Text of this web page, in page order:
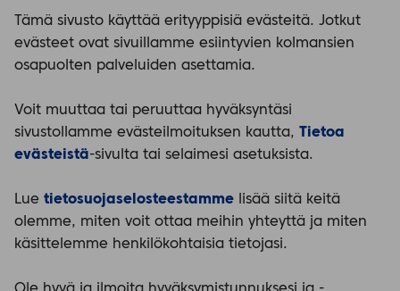
Tämä sivusto käyttää erityyppisiä evästeitä. Jotkut
evästeet ovat sivuillamme esiintyvien kolmansien
osapuolten palveluiden asettamia.
Voit muuttaa tai peruuttaa hyväksyntäsi
sivustollamme evästeilmoituksen kautta, Tietoa
evästeistä-sivulta tai selaimesi asetuksista.
Lue tietosuojaselosteestamme lisää siitä keitä
olemme, miten voit ottaa meihin yhteyttä ja miten
käsittelemme henkilökohtaisia tietojasi.